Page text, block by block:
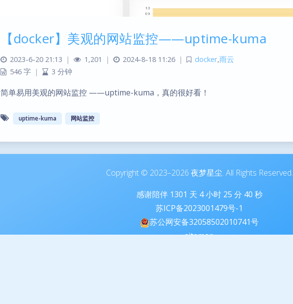
【docker】美观的网站监控——uptime-kuma
2023-6-20 21:13 | 1,201 | 2024-8-18 11:26 | docker,雨云
546 字 | 3 分钟
简单易用美观的网站监控 ——uptime-kuma，真的很好看！
uptime-kuma 网站监控
Copyright © 2023–2026 夜梦星尘. All Rights Reserved.
感谢陪伴 1301 天 4小时 25 分 40 秒
苏ICP备2023001479号-1
苏公网安备32058502010741号
sitemap